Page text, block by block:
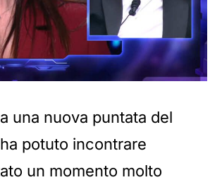
una nuova puntata del
ha potuto incontrare
un momento molto